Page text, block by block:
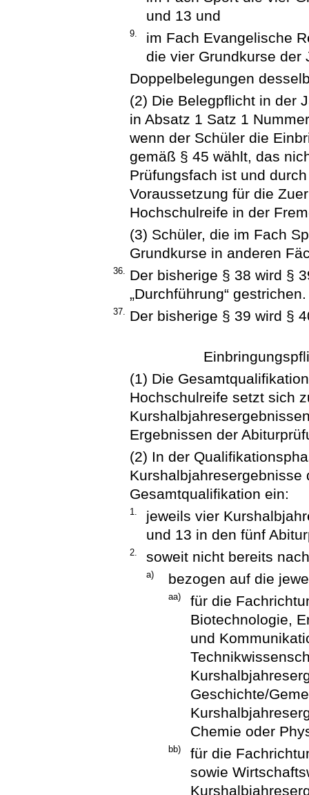
und 13 und
9.
im Fach Evangelische
die vier Grundkurse der
Doppelbelegungen
(2) Die Belegpflicht in der
in Absatz 1 Satz 1
wenn der Schüler die
gemäß § 45 wählt, das
Prüfungsfach ist und
Voraussetzung für die
Hochschulreife in der
(3) Schüler, die im Fach
Grundkurse in anderen
36.
Der bisherige § 38 wird §
„Durchführung“ gestrichen.
37. Der bisherige § 39 wird §
(1) Die
Hochschulreife setzt sich
Ergebnissen der
(2) In der
Gesamtqualifikation ein:
1.
jeweils vier
und 13 in den fünf
2. soweit nicht bereits
a) bezogen auf die
aa)
für die
Biotechnologie,
und
Geschichte/
Chemie oder
bb)
für die
sowie